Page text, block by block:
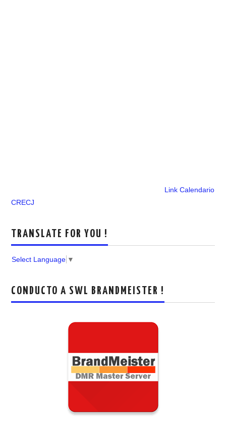
Link Calendario
CRECJ
TRANSLATE FOR YOU !
Select Language ▼
CONDUCTO A SWL BRANDMEISTER !